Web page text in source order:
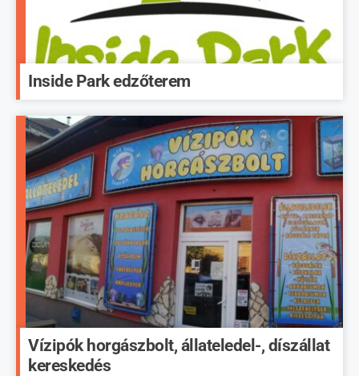
Inside Park edzőterem
Vízipók horgászbolt, állateledel-, díszállat
kereskedés